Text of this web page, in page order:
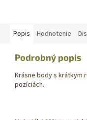
Popis Hodnotenie
Podrobný popis
Krásne body s krátkym
pozíciách.